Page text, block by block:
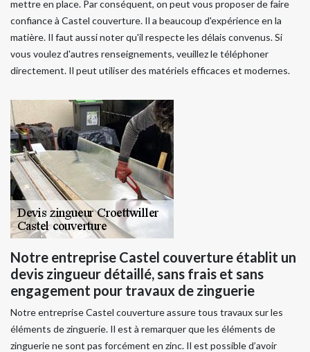
mettre en place. Par conséquent, on peut vous proposer de faire
confiance à Castel couverture. Il a beaucoup d'expérience en la
matière. Il faut aussi noter qu'il respecte les délais convenus. Si
vous voulez d'autres renseignements, veuillez le téléphoner
directement. Il peut utiliser des matériels efficaces et modernes.
Notre entreprise Castel couverture établit un
devis zingueur détaillé, sans frais et sans
engagement pour travaux de zinguerie
Notre entreprise Castel couverture assure tous travaux sur les
éléments de zinguerie. Il est à remarquer que les éléments de
zinguerie ne sont pas forcément en zinc. Il est possible d’avoir